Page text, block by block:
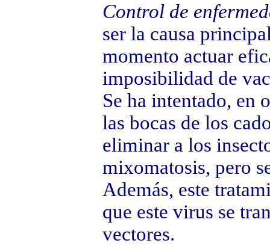
Control de
ser la causa
momento actuar
imposibilidad de
Se ha intentado, en
las bocas de los
eliminar a los
mixomatosis, pero
Además, este
que este virus se
vectores.